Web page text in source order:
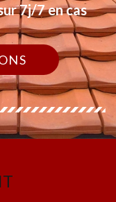
7j/7 en cas